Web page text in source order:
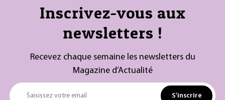
Inscrivez-vous aux
newsletters !
Recevez chaque semaine les newsletters du
Magazine d’Actualité
Saisissez votre email S'inscrire